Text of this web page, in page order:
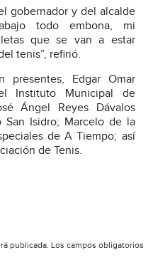
gobernador y del alcalde
todo embona, mi
que se van a estar
tenis”, refirió.
presentes, Edgar Omar
Instituto Municipal de
Ángel Reyes Dávalos
Isidro; Marcelo de la
de A Tiempo; así
de Tenis.
publicada. Los campos obligatorios